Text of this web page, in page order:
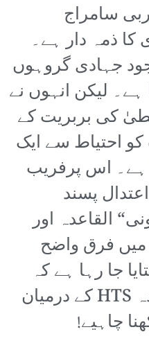
سامراج
کا ذمہ دار ہے۔
جہادی گروہوں
ہے۔ لیکن انہوں نے
کی بربریت کے
احتیاط سے ایک
ہے۔ اس پرفریب
پسند
القاعدہ اور
فرق واضح
جا رہا ہے کہ
ہمیں سابق اور موجودہ HTS کے درمیان
چاہیے!